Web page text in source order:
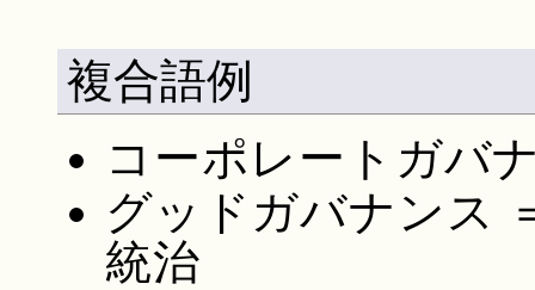
複合語例
コーポレートガバ
グッドガバナン
統治